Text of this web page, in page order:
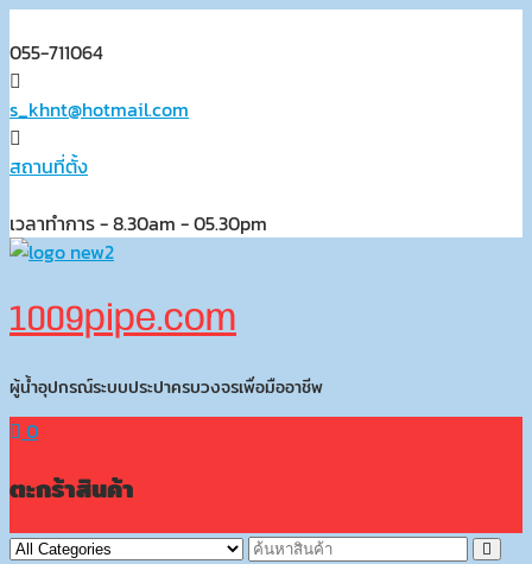
to
content
055-711064
s_khnt@hotmail.com
สถานที่ตั้ง
เวลาทำการ - 8.30am - 05.30pm
1009pipe.com
ผู้น้ำอุปกรณ์ระบบประปาครบวงจรเพื่อมืออาชีพ
0
ตะกร้าสินค้า